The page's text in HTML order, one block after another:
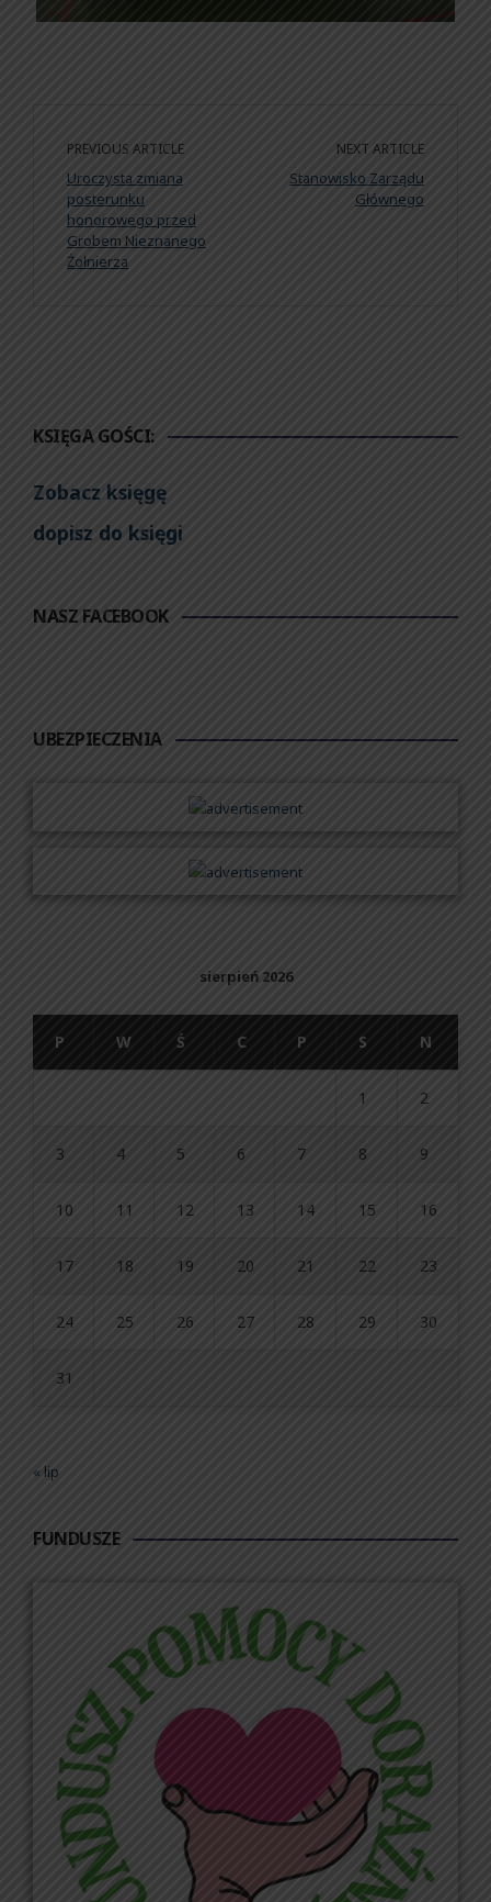
PREVIOUS ARTICLE
Uroczysta zmiana
posterunku
honorowego przed
Grobem Nieznanego
Żołnierza
NEXT ARTICLE
Stanowisko Zarządu
Głównego
KSIĘGA GOŚCI:
Zobacz księgę
dopisz do księgi
NASZ FACEBOOK
UBEZPIECZENIA
sierpień 2026
P W Ś C P S N
1 2
3 4 5 6 7 8 9
10 11 12 13 14 15 16
17 18 19 20 21 22 23
24 25 26 27 28 29 30
31
« lip
FUNDUSZE